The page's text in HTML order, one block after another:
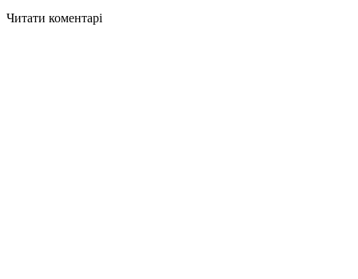
Читати коментарі